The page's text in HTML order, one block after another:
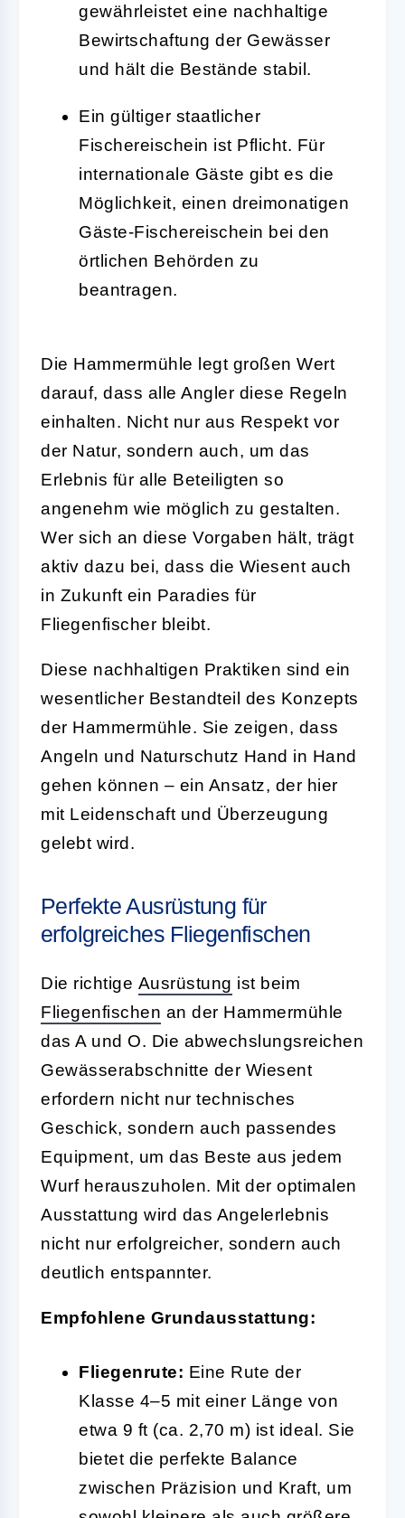
gewährleistet eine nachhaltige
Bewirtschaftung der Gewässer
und hält die Bestände stabil.
Ein gültiger staatlicher
Fischereischein ist Pflicht. Für
internationale Gäste gibt es die
Möglichkeit, einen dreimonatigen
Gäste-Fischereischein bei den
örtlichen Behörden zu
beantragen.
Die Hammermühle legt großen Wert
darauf, dass alle Angler diese Regeln
einhalten. Nicht nur aus Respekt vor
der Natur, sondern auch, um das
Erlebnis für alle Beteiligten so
angenehm wie möglich zu gestalten.
Wer sich an diese Vorgaben hält, trägt
aktiv dazu bei, dass die Wiesent auch
in Zukunft ein Paradies für
Fliegenfischer bleibt.
Diese nachhaltigen Praktiken sind ein
wesentlicher Bestandteil des Konzepts
der Hammermühle. Sie zeigen, dass
Angeln und Naturschutz Hand in Hand
gehen können – ein Ansatz, der hier
mit Leidenschaft und Überzeugung
gelebt wird.
Perfekte Ausrüstung für
erfolgreiches Fliegenfischen
Die richtige Ausrüstung ist beim
Fliegenfischen an der Hammermühle
das A und O. Die abwechslungsreichen
Gewässerabschnitte der Wiesent
erfordern nicht nur technisches
Geschick, sondern auch passendes
Equipment, um das Beste aus jedem
Wurf herauszuholen. Mit der optimalen
Ausstattung wird das Angelerlebnis
nicht nur erfolgreicher, sondern auch
deutlich entspannter.
Empfohlene Grundausstattung:
Fliegenrute: Eine Rute der
Klasse 4–5 mit einer Länge von
etwa 9 ft (ca. 2,70 m) ist ideal. Sie
bietet die perfekte Balance
zwischen Präzision und Kraft, um